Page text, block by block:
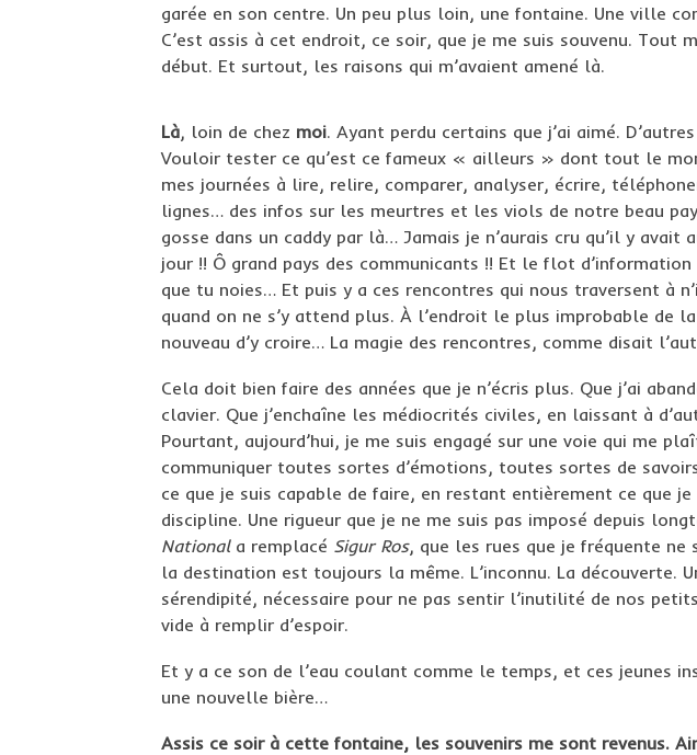
garée en son centre. Un peu plus loin, une fontaine. Une ville
C’est assis à cet endroit, ce soir, que je me suis souvenu. Tout
début. Et surtout, les raisons qui m’avaient amené là.
Là, loin de chez moi. Ayant perdu certains que j’ai aimé.
Vouloir tester ce qu’est ce fameux « ailleurs » dont tout le
mes journées à lire, relire, comparer, analyser, écrire,
lignes… des infos sur les meurtres et les viols de notre beau
gosse dans un caddy par là… Jamais je n’aurais cru qu’il y avait
jour !! Ô grand pays des communicants !! Et le flot
que tu noies… Et puis y a ces rencontres qui nous traversent à
quand on ne s’y attend plus. À l’endroit le plus improbable de
nouveau d’y croire… La magie des rencontres, comme disait
Cela doit bien faire des années que je n’écris plus. Que j’ai
clavier. Que j’enchaîne les médiocrités civiles, en laissant à
Pourtant, aujourd’hui, je me suis engagé sur une voie qui me
communiquer toutes sortes d’émotions, toutes sortes de
ce que je suis capable de faire, en restant entièrement ce que je
discipline. Une rigueur que je ne me suis pas imposé depuis
Nationala remplacé Sigur Ros, que les rues que je fréquente ne
la destination est toujours la même. L’inconnu. La découverte.
sérendipité, nécessaire pour ne pas sentir l’inutilité de nos
vide à remplir d’espoir.
Et y a ce son de l’eau coulant comme le temps, et ces jeunes
une nouvelle bière…
Assis ce soir à cette fontaine, les souvenirs me sont revenus.